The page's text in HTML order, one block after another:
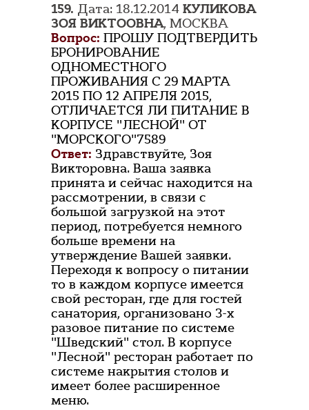
159. Дата: 18.12.2014 КУЛИКОВА
ЗОЯ ВИКТООВНА, МОСКВА
Вопрос: ПРОШУ ПОДТВЕРДИТЬ
БРОНИРОВАНИЕ
ОДНОМЕСТНОГО
ПРОЖИВАНИЯ С 29 МАРТА
2015 ПО 12 АПРЕЛЯ 2015,
ОТЛИЧАЕТСЯ ЛИ ПИТАНИЕ В
КОРПУСЕ "ЛЕСНОЙ" ОТ
"МОРСКОГО"7589
Ответ: Здравствуйте, Зоя
Викторовна. Ваша заявка
принята и сейчас находится на
рассмотрении, в связи с
большой загрузкой на этот
период, потребуется немного
больше времени на
утверждение Вашей заявки.
Переходя к вопросу о питании
то в каждом корпусе имеется
свой ресторан, где для гостей
санатория, организовано 3-х
разовое питание по системе
"Шведский" стол. В корпусе
"Лесной" ресторан работает по
системе накрытия столов и
имеет более расширенное
меню.